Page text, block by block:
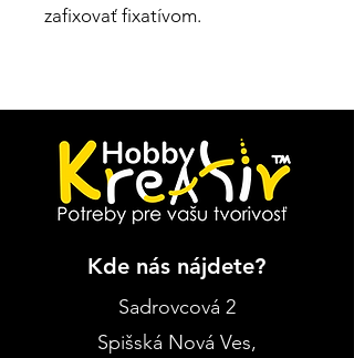
zafixovať fixatívom.
Kde nás nájdete?
Sadrovcová 2
Spišská Nová Ves,